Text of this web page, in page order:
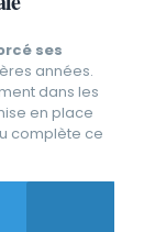
ses
années.
dans les
en place
complète ce